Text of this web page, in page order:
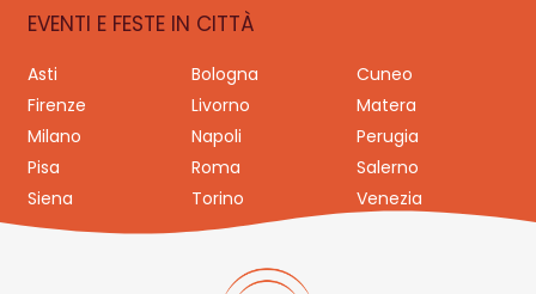
EVENTI E FESTE IN CITTÀ
Asti Bologna
Cuneo
Firenze
Livorno
Matera
Milano
Napoli
Perugia
Pisa
Roma
Salerno
Siena
Torino Venezia